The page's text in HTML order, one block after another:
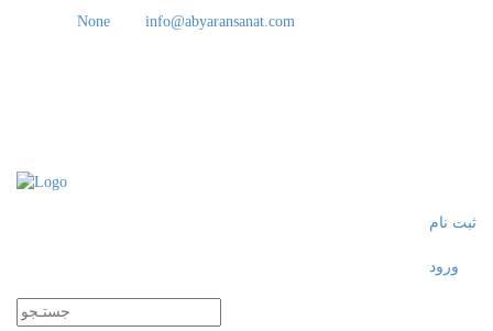
None info@abyaransanat.com
ثبت نام
ورود